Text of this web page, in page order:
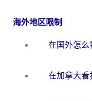
海外地区限制